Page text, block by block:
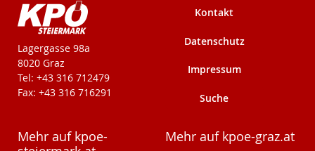
KPÖ-Steiermark
Lagergasse 98a
8020 Graz
Tel: +43 316 712479
Fax: +43 316 716291
Kontakt
Datenschutz
Impressum
Suche
Mehr auf kpoe-
Mehr auf kpoe-graz.at